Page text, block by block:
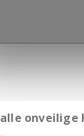
alle onveilige